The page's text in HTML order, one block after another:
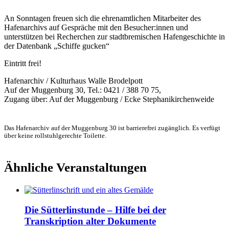
An Sonntagen freuen sich die ehrenamtlichen Mitarbeiter des
Hafenarchivs auf Gespräche mit den Besucher:innen und
unterstützen bei Recherchen zur stadtbremischen Hafengeschichte in
der Datenbank „Schiffe gucken“
Eintritt frei!
Hafenarchiv / Kulturhaus Walle Brodelpott
Auf der Muggenburg 30, Tel.: 0421 / 388 70 75,
Zugang über: Auf der Muggenburg / Ecke Stephanikirchenweide
Das Hafenarchiv auf der Muggenburg 30 ist barrierefrei zugänglich. Es verfügt
über keine rollstuhlgerechte Toilette.
Ähnliche Veranstaltungen
Die Sütterlinstunde – Hilfe bei der
Transkription alter Dokumente